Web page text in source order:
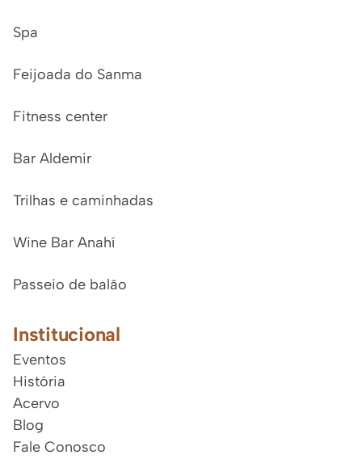
Spa
Feijoada do Sanma
Fitness center
Bar Aldemir
Trilhas e caminhadas
Wine Bar Anahí
Passeio de balão
Institucional
Eventos
História
Acervo
Blog
Fale Conosco